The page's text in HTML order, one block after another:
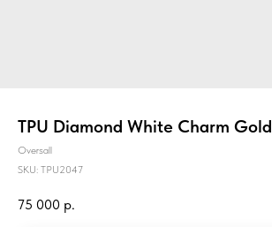
TPU Diamond White Charm Gold
Oversall
SKU: TPU2047
75 000 р.